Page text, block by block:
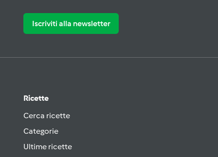
Iscriviti alla newsletter
Ricette
Cerca ricette
Categorie
Ultime ricette